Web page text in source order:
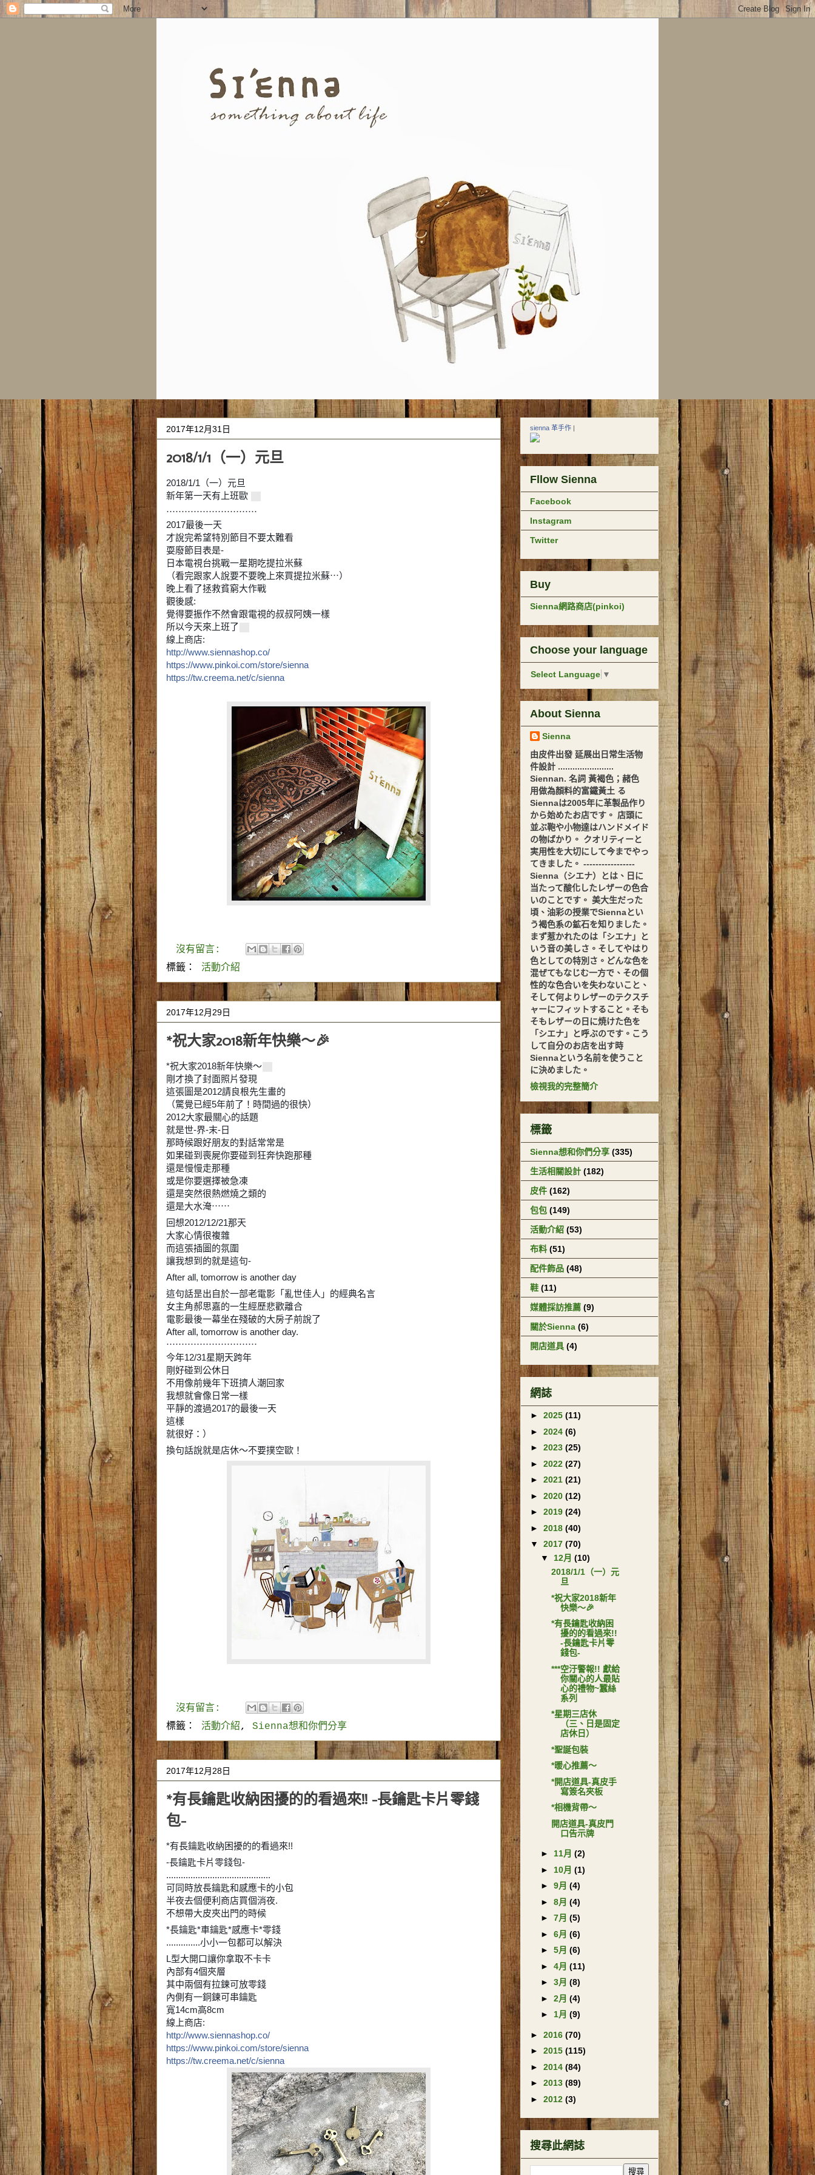
2017年12月31日
2018/1/1（一）元旦
2018/1/1（一）元旦
新年第一天有上班歐
⋯⋯⋯⋯⋯⋯⋯⋯⋯⋯
2017最後一天
才說完希望特別節目不要太難看
耍廢節目表是-
日本電視台挑戰一星期吃提拉米蘇
（看完跟家人說要不要晚上來買提拉米蘇⋯）
晚上看了拯救貧窮大作戰
觀後感:
覺得要振作不然會跟電視的叔叔阿姨一樣
所以今天來上班了
線上商店:
http://www.siennashop.co/
https://www.pinkoi.com/store/sienna
https://tw.creema.net/c/sienna
沒有留言:
標籤： 活動介紹
2017年12月29日
*祝大家2018新年快樂～🎉
*祝大家2018新年快樂～
剛才換了封面照片發現
這張圖是2012請良根先生畫的
（驚覺已經5年前了！時間過的很快）
2012大家最關心的話題
就是世-界-末-日
那時候跟好朋友的對話常常是
如果碰到喪屍你要碰到狂奔快跑那種
還是慢慢走那種
或是你要選擇被急凍
還是突然很熱燃燒之類的
還是大水淹⋯⋯
回想2012/12/21那天
大家心情很複雜
而這張插圖的氛圍
讓我想到的就是這句-
After all, tomorrow is another day
這句話昰出自於一部老電影「亂世佳人」的經典名言
女主角郝思嘉的一生經歷悲歡離合
電影最後一幕坐在殘破的大房子前說了
After all, tomorrow is another day.
⋯⋯⋯⋯⋯⋯⋯⋯⋯⋯
今年12/31星期天跨年
剛好碰到公休日
不用像前幾年下班擠人潮回家
我想就會像日常一樣
平靜的渡過2017的最後一天
這樣
就很好：）
換句話說就是店休～不要撲空歐！
沒有留言:
標籤： 活動介紹, Sienna想和你們分享
2017年12月28日
*有長鑰匙收納困擾的的看過來!! -長鑰匙卡片零錢
包-
*有長鑰匙收納困擾的的看過來!!
-長鑰匙卡片零錢包-
...........................................
可同時放長鑰匙和感應卡的小包
半夜去個便利商店買個消夜.
不想帶大皮夾出門的時候
*長鑰匙*車鑰匙*感應卡*零錢
..............小小一包都可以解決
L型大開口讓你拿取不卡卡
內部有4個夾層
其中兩個有拉鍊可放零錢
內側有一銅鍊可串鑰匙
寬14cm高8cm
線上商店:
http://www.siennashop.co/
https://www.pinkoi.com/store/sienna
https://tw.creema.net/c/sienna
sienna 革手作 |
Fllow Sienna
Facebook
Instagram
Twitter
Buy
Sienna網路商店(pinkoi)
Choose your language
Select Language ▼
About Sienna
Sienna
由皮件出發 延展出日常生活物
件設計 .......................
Siennan. 名詞 黃褐色；赭色
用做為顏料的富鐵黃土 る
Siennaは2005年に革製品作り
から始めたお店です。 店頭に
並ぶ鞄や小物達はハンドメイド
の物ばかり。 クオリティーと
実用性を大切にして今までやっ
てきました。 -----------------
Sienna（シエナ）とは、日に
当たって酸化したレザーの色合
いのことです。 美大生だった
頃、油彩の授業でSiennaとい
う褐色系の鉱石を知りました。
まず惹かれたのは「シエナ」と
いう音の美しさ。そしてやはり
色としての特別さ。どんな色を
混ぜてもなじむ一方で、その個
性的な色合いを失わないこと、
そして何よりレザーのテクスチ
ャーにフィットすること。そも
そもレザーの日に焼けた色を
「シエナ」と呼ぶのです。こう
して自分のお店を出す時
Siennaという名前を使うこと
に決めました。
檢視我的完整簡介
標籤
Sienna想和你們分享 (335)
生活相關設計 (182)
皮件 (162)
包包 (149)
活動介紹 (53)
布料 (51)
配件飾品 (48)
鞋 (11)
媒體採訪推薦 (9)
關於Sienna (6)
開店道具 (4)
網誌
► 2025 (11)
► 2024 (6)
► 2023 (25)
► 2022 (27)
► 2021 (21)
► 2020 (12)
► 2019 (24)
► 2018 (40)
▼ 2017 (70)
▼ 12月 (10)
2018/1/1（一）元
旦
*祝大家2018新年
快樂～🎉
*有長鑰匙收納困
擾的的看過來!!
-長鑰匙卡片零
錢包-
***空汙警報!! 獻給
你關心的人最貼
心的禮物~蠶絲
系列
*星期三店休
（三、日是固定
店休日）
*聖誕包裝
*暖心推薦～
*開店道具-真皮手
寫簽名夾板
*相機背帶～
開店道具-真皮門
口告示牌
► 11月 (2)
► 10月 (1)
► 9月 (4)
► 8月 (4)
► 7月 (5)
► 6月 (6)
► 5月 (6)
► 4月 (11)
► 3月 (8)
► 2月 (4)
► 1月 (9)
► 2016 (70)
► 2015 (115)
► 2014 (84)
► 2013 (89)
► 2012 (3)
搜尋此網誌